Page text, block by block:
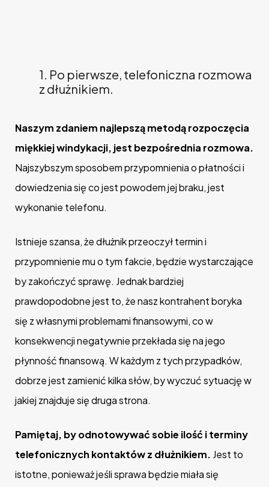
1. Po pierwsze, telefoniczna rozmowa
z dłużnikiem.
Naszym zdaniem najlepszą metodą rozpoczęcia
miękkiej windykacji, jest bezpośrednia rozmowa.
Najszybszym sposobem przypomnienia o płatności i
dowiedzenia się co jest powodem jej braku, jest
wykonanie telefonu.
Istnieje szansa, że dłużnik przeoczył termin i
przypomnienie mu o tym fakcie, będzie wystarczające
by zakończyć sprawę. Jednak bardziej
prawdopodobne jest to, że nasz kontrahent boryka
się z własnymi problemami finansowymi, co w
konsekwencji negatywnie przekłada się na jego
płynność finansową. W każdym z tych przypadków,
dobrze jest zamienić kilka słów, by wyczuć sytuację w
jakiej znajduje się druga strona.
Pamiętaj, by odnotowywać sobie ilość i terminy
telefonicznych kontaktów z dłużnikiem. Jest to
istotne, ponieważ jeśli sprawa będzie miała się